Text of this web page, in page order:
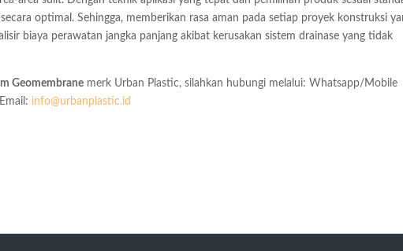
optimal. Sehingga, memberikan rasa aman pada setiap proyek konstruksi
biaya perawatan jangka panjang akibat kerusakan sistem drainase yang tidak
Geomembrane merk Urban Plastic, silahkan hubungi melalui: Whatsapp/Mobile
info@urbanplastic.id